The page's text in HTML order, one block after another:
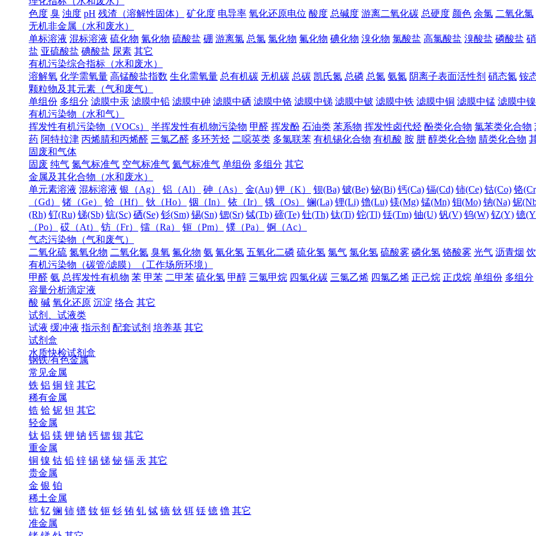
色度 臭 浊度 pH 残渣（溶解性固体） 矿化度 电导率 氧化还原电位 酸度 总碱度 游离二氧化碳 总硬度 颜色 余氯 二氧化氯
无机非金属（水和废水）
单标溶液 混标溶液 硫化物 氰化物 硫酸盐 硼 游离氯 总氯 氯化物 氟化物 碘化物 溴化物 氯酸盐 高氯酸盐 溴酸盐 磷酸盐
盐 亚硫酸盐 碘酸盐 尿素 其它
有机污染综合指标（水和废水）
溶解氧 化学需氧量 高锰酸盐指数 生化需氧量 总有机碳 无机碳 总碳 凯氏氮 总磷 总氮 氨氮 阴离子表面活性剂 硝态氮 铵
颗粒物及其元素（气和废气）
单组份 多组分 滤膜中汞 滤膜中铅 滤膜中砷 滤膜中硒 滤膜中铬 滤膜中锑 滤膜中铍 滤膜中铁 滤膜中铜 滤膜中锰 滤膜中镍
有机污染物（水和气）
挥发性有机污染物（VOCs）
半挥发性有机物污染物 甲醛 挥发酚 石油类 苯系物 挥发性卤代烃 酚类化合物 氯苯类化合物
药 阿特拉津 丙烯腈和丙烯醛 三氯乙醛 多环芳烃 二噁英类 多氯联苯 有机锡化合物 有机酸 胺 肼 醇类化合物 腈类化合物
固废和气体
固废 纯气 氮气标准气 空气标准气 氦气标准气 单组份 多组分 其它
金属及其化合物（水和废水）
单元素溶液 混标溶液 银（Ag） 铝（Al） 砷（As） 金(Au) 钾（K） 钡(Ba) 铍(Be) 铋(Bi) 钙(Ca) 镉(Cd) 铈(Ce) 钴(Co) 铬
（Gd）
锗（Ge） 铪（Hf） 钬（Ho） 铟（In） 铱（Ir） 锇（Os） 镧(La) 锂(Li) 镥(Lu) 镁(Mg) 锰(Mn) 钼(Mo) 钠(Na) 铌
(Rh) 钌(Ru) 锑(Sb) 钪(Sc) 硒(Se) 钐(Sm) 锡(Sn) 锶(Sr) 铽(Tb) 碲(Te) 钍(Th) 钛(Ti) 铊(Tl) 铥(Tm) 铀(U) 钒(V) 钨(W) 钇(Y) 镱
（Po）
砹（At） 钫（Fr） 镭（Ra） 钷（Pm） 镤（Pa）
锕（Ac）
气态污染物（气和废气）
二氧化硫 氮氧化物 二氧化氮 臭氧 氟化物 氨 氰化氢 五氧化二磷 硫化氢 氯气 氯化氢 硫酸雾 磷化氢 铬酸雾 光气 沥青烟
有机污染物（碳管/滤膜）（工作场所环境）
甲醛 氨 总挥发性有机物 苯 甲苯 二甲苯 硫化氢 甲醇 三氯甲烷 四氯化碳 三氯乙烯 四氯乙烯 正己烷 正戊烷 单组份 多组分
容量分析滴定液
酸 碱 氧化还原 沉淀 络合 其它
试剂、试液类
试液 缓冲液 指示剂 配套试剂 培养基 其它
试剂盒
水质快检试剂盒
钢铁/有色金属
常见金属
铁 铝 铜 锌 其它
稀有金属
锆 铪 铌 钽 其它
轻金属
钛 铝 镁 钾 钠 钙 锶 钡 其它
重金属
铜 镍 钴 铅 锌 锡 锑 铋 镉 汞 其它
贵金属
金 银 铂
稀土金属
钪 钇 镧 铈 镨 钕 钷 钐 铕 钆 铽 镝 钬 铒 铥 镱 镥 其它
准金属